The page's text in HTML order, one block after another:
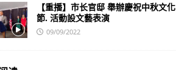
【重播】市长官邸 舉辦慶祝中秋文化
節. 活動設文藝表演
09/09/2022